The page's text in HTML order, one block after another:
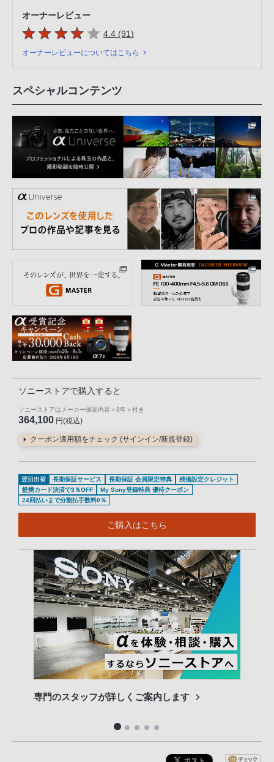
オーナーレビュー
5つの星のうち
4.4 (91件のレビュー
)
オーナーレビューについてはこちら
スペシャルコンテンツ
ソニーストアで購入すると
ソニーストアはメーカー保証内容 ＜3年＞ 付き
364,100 円(税込)
クーポン適用額をチェック (サインイン/新規登録)
翌日出荷 長期保証サービス 長期保証 会員限定特典
残価設定クレジット
提携カード決済で3％OFF
My Sony登録特典 優待クーポン
24回払いまで分割払手数料0％
ご購入はこちら
専門のスタッフが詳しくご案内します